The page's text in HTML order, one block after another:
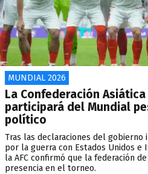
MUNDIAL 2026
La Confederación
participará del Mundial
político
Tras las declaraciones del
por la guerra con Estados Unidos
la AFC confirmó que la federación
presencia en el torneo.